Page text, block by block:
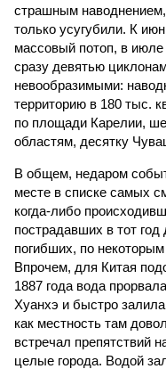
страшным
только усугубили. К
массовый потоп, в
сразу девятью
невообразимыми:
территорию в 180 тыс.
по площади Карелии,
областям, десятку
В общем, недаром
месте в списке самых
когда-либо
пострадавших в тот
погибших, по
Впрочем, для Китая
1887 года вода
Хуанхэ и быстро
как местность там
встречал препятствий
целые города. Водой